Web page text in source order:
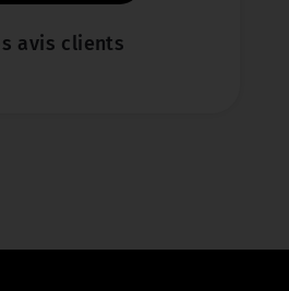
avis clients